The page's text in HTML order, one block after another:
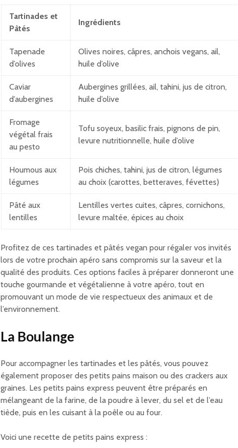
Tartinades et
Pâtés
Ingrédients
Tapenade
d’olives
Olives noires, câpres, anchois vegans, ail,
huile d’olive
Caviar
d’aubergines
Aubergines grillées, ail, tahini, jus de citron,
huile d’olive
Fromage
végétal frais
au pesto
Tofu soyeux, basilic frais, pignons de pin,
levure nutritionnelle, huile d’olive
Houmous aux
légumes
Pois chiches, tahini, jus de citron, légumes
au choix (carottes, betteraves, févettes)
Pâté aux
lentilles
Lentilles vertes cuites, câpres, cornichons,
levure maltée, épices au choix
Profitez de ces tartinades et pâtés vegan pour régaler vos invités
lors de votre prochain apéro sans compromis sur la saveur et la
qualité des produits. Ces options faciles à préparer donneront une
touche gourmande et végétalienne à votre apéro, tout en
promouvant un mode de vie respectueux des animaux et de
l’environnement.
La Boulange
Pour accompagner les tartinades et les pâtés, vous pouvez
également proposer des petits pains maison ou des crackers aux
graines. Les petits pains express peuvent être préparés en
mélangeant de la farine, de la poudre à lever, du sel et de l’eau
tiède, puis en les cuisant à la poêle ou au four.
Voici une recette de petits pains express :